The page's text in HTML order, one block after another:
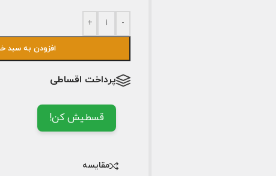
-
+
افزودن به سبد
پرداخت اقساطی
قسطیش کن!
مقایسه